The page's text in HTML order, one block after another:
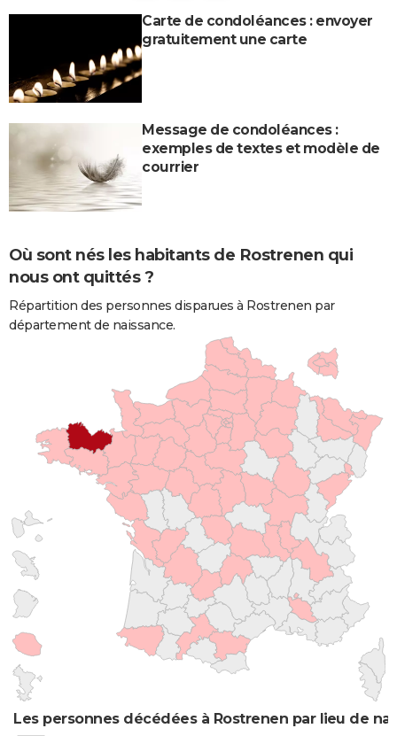
Carte de condoléances : envoyer
gratuitement une carte
Message de condoléances :
exemples de textes et modèle de
courrier
Où sont nés les habitants de Rostrenen qui
nous ont quittés ?
Répartition des personnes disparues à Rostrenen par
département de naissance.
Les personnes décédées à Rostrenen par lieu de